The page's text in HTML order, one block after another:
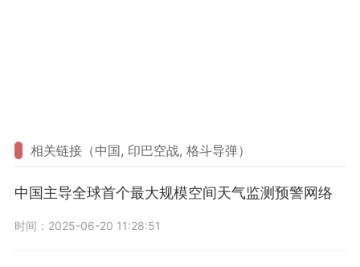
相关链接（中国, 印巴空战, 格斗导弹）
中国主导全球首个最大规模空间天气监测预警网络
时间：2025-06-20 11:28:51